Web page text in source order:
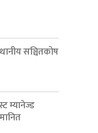
सञ्चितकोष
म्यानेज्ड